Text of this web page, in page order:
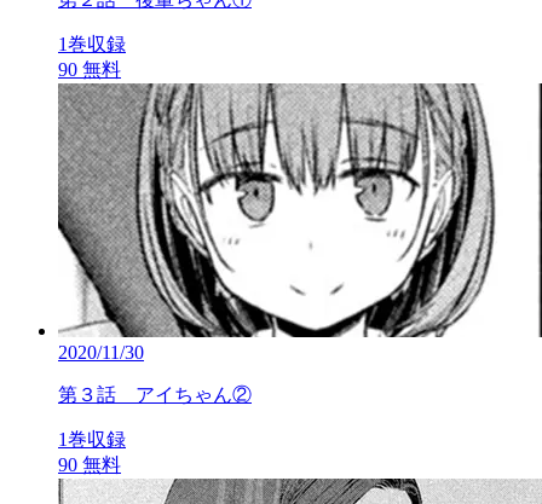
1巻収録
90 無料
2020/11/30
第３話 アイちゃん②
1巻収録
90 無料